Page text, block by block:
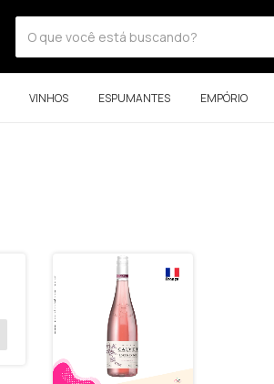
VINHOS ESPUMANTES EMPÓRIO